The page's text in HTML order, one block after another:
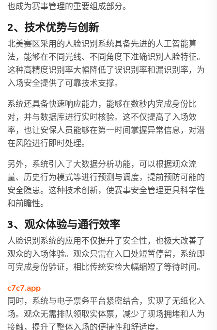
也成为赛事管理的重要组成部分。
2、技术优势与创新
北美赛区采用的人脸识别系统具备先进的人工智能算
法，能够在不同光线、不同角度下准确识别人脸特征。
这种高精度识别率大幅降低了误识别率和漏识别率，为
入场安全提供了可靠技术支撑。
系统还具备快速响应能力，能够在数秒内完成身份比
对，并与数据库进行实时核验。这不仅提高了入场效
率，也让安保人员能够在第一时间掌握异常信息，对潜
在风险进行即时处理。
另外，系统引入了大数据分析功能，可以根据观众流
量、历史行为模式等进行预测与调度，提前预防可能的
安全隐患。这种技术创新，使赛事安全管理更具科学性
和前瞻性。
3、观众体验与通行效率
人脸识别系统的应用不仅提升了安全性，也极大改善了
观众的入场体验。观众只需在入口处短暂停留，系统即
可完成身份验证，相比传统安检大幅缩短了等待时间。
c7c7.app
同时，系统与电子票务平台紧密结合，实现了无纸化入
场。观众无需排队领取实体票，减少了现场拥堵和人为
接触，提升了整体入场的便捷性和舒适度。